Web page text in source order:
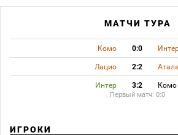
МАТЧИ ТУРА
Комо 0:0
Лацио 2:2
Интер 3:2 Комо
Первый матч: 0:0
ИГРОКИ